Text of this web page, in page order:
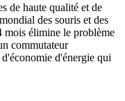
de haute qualité et de
des souris et des
mois élimine le problème
commutateur
d'énergie qui